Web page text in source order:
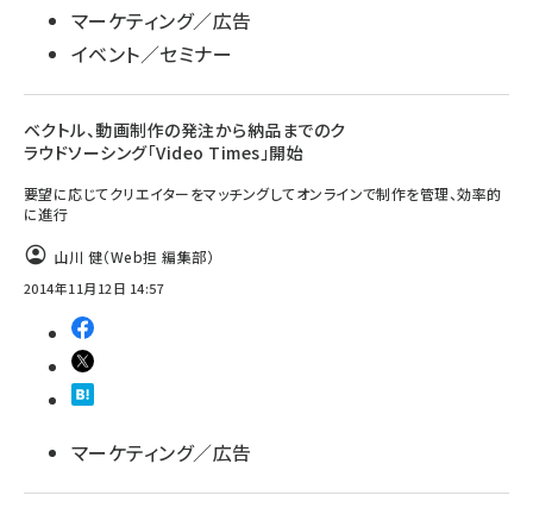
マーケティング／広告
イベント／セミナー
ベクトル、動画制作の発注から納品までのク
ラウドソーシング「Video Times」開始
要望に応じてクリエイターをマッチングしてオンラインで制作を管理、効率的
に進行
山川 健（Web担 編集部）
2014年11月12日 14:57
マーケティング／広告